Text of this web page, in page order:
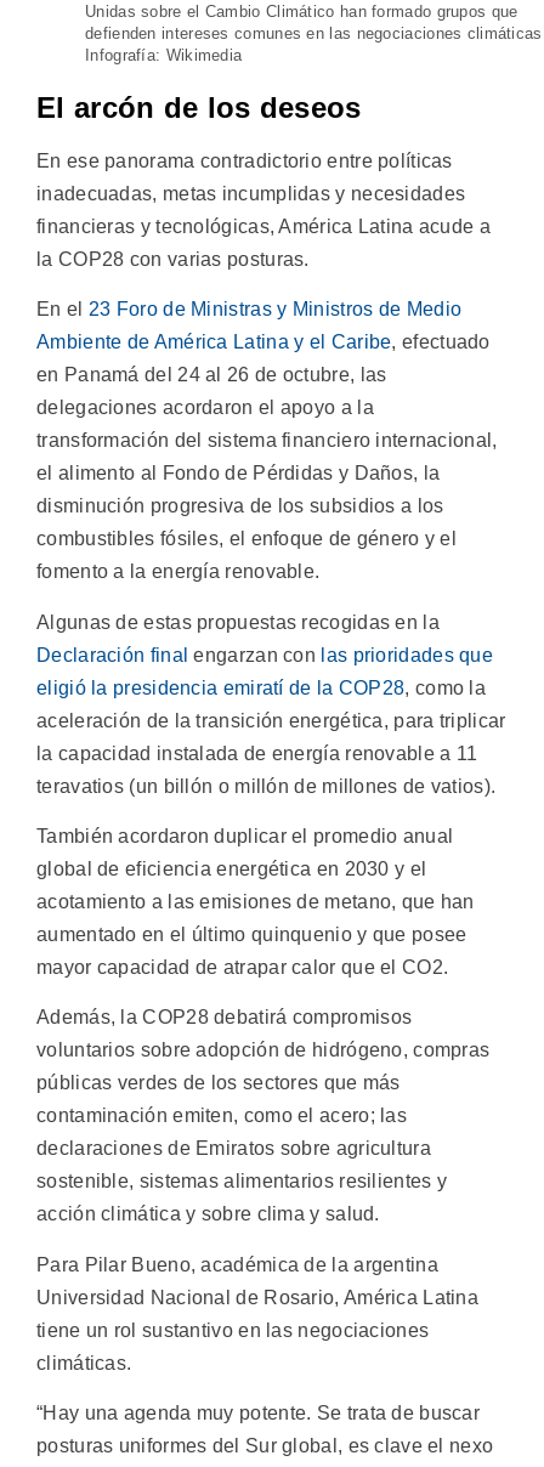
Unidas sobre el Cambio Climático han formado grupos que
defienden intereses comunes en las negociaciones
Infografía: Wikimedia
El arcón de los deseos
En ese panorama contradictorio entre políticas
inadecuadas, metas incumplidas y necesidades
financieras y tecnológicas, América Latina acude a
la COP28 con varias posturas.
En el 23 Foro de Ministras y Ministros de Medio
Ambiente de América Latina y el Caribe, efectuado
en Panamá del 24 al 26 de octubre, las
delegaciones acordaron el apoyo a la
transformación del sistema financiero internacional,
el alimento al Fondo de Pérdidas y Daños, la
disminución progresiva de los subsidios a los
combustibles fósiles, el enfoque de género y el
fomento a la energía renovable.
Algunas de estas propuestas recogidas en la
Declaración final engarzan con las prioridades que
eligió la presidencia emiratí de la COP28, como la
aceleración de la transición energética, para triplicar
la capacidad instalada de energía renovable a 11
teravatios (un billón o millón de millones de vatios).
También acordaron duplicar el promedio anual
global de eficiencia energética en 2030 y el
acotamiento a las emisiones de metano, que han
aumentado en el último quinquenio y que posee
mayor capacidad de atrapar calor que el CO2.
Además, la COP28 debatirá compromisos
voluntarios sobre adopción de hidrógeno, compras
públicas verdes de los sectores que más
contaminación emiten, como el acero; las
declaraciones de Emiratos sobre agricultura
sostenible, sistemas alimentarios resilientes y
acción climática y sobre clima y salud.
Para Pilar Bueno, académica de la argentina
Universidad Nacional de Rosario, América Latina
tiene un rol sustantivo en las negociaciones
climáticas.
“Hay una agenda muy potente. Se trata de buscar
posturas uniformes del Sur global, es clave el nexo